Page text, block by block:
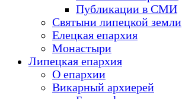
Публикации в СМИ
Святыни липецкой земли
Елецкая епархия
Монастыри
Липецкая епархия
О епархии
Викарный архиерей